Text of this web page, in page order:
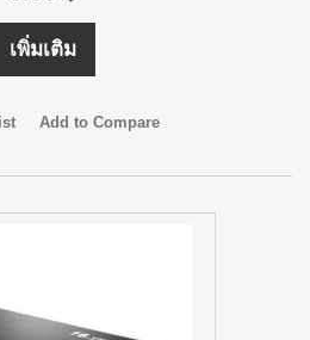
เพิ่มเติม
Add to Compare